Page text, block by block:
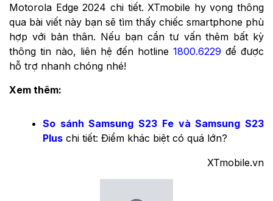
Motorola Edge 2024 chi tiết. XTmobile hy vọng thông
qua bài viết này bạn sẽ tìm thấy chiếc smartphone phù
hợp với bản thân. Nếu bạn cần tư vấn thêm bất kỳ
thông tin nào, liên hệ đến hotline 1800.6229 để được
hỗ trợ nhanh chóng nhé!
Xem thêm:
So sánh Samsung S23 Fe và Samsung S23
Plus chi tiết: Điểm khác biệt có quá lớn?
XTmobile.vn